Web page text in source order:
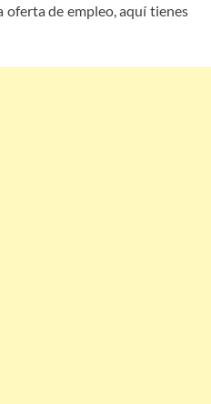
oferta de empleo, aquí tienes